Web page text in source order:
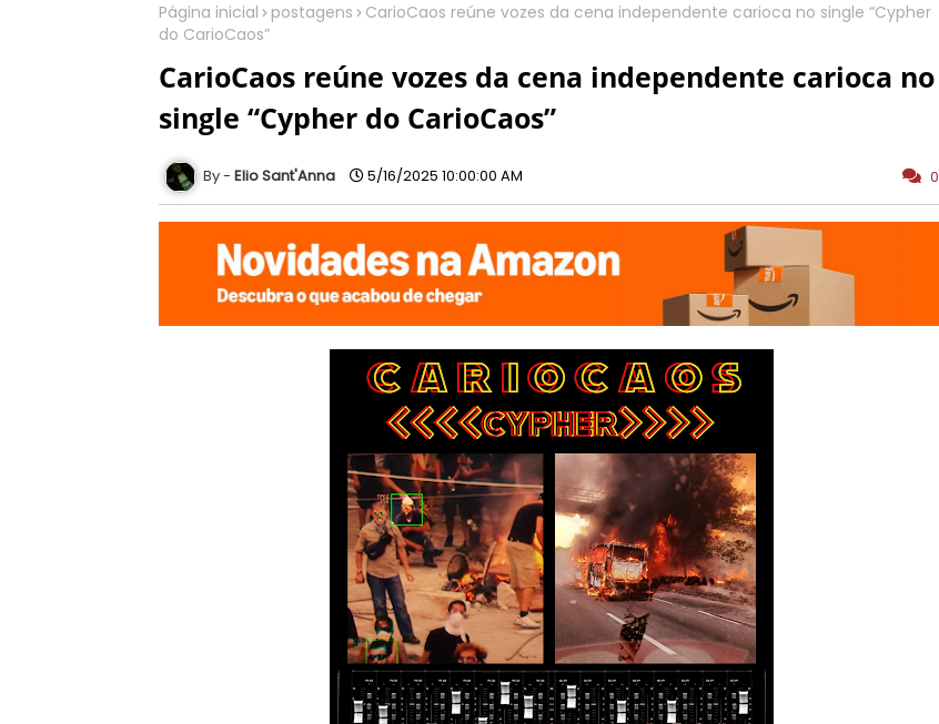
Página inicial postagens
CarioCaos reúne vozes da cena independente carioca no single “Cypher
do CarioCaos”
CarioCaos reúne vozes da cena independente carioca no
single “Cypher do CarioCaos”
Elio Sant'Anna 5/16/2025 10:00:00 AM 0